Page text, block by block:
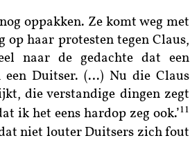
oppakken. Ze komt weg met
op haar protesten tegen Claus,
naar de gedachte dat een
een Duitser. (…) Nu die Claus
die verstandige dingen zegt
ik het eens hardop zeg ook.’11
niet louter Duitsers zich fout